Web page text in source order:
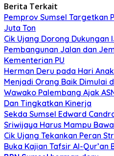
Berita Terkait
Pemprov Sumsel Targetkan
Juta Ton
Cik Ujang Dorong Dukungan
Pembangunan Jalan dan
Kementerian PU
Herman Deru pada Hari
Menjadi Orang Baik Dimulai
Wawako Palembang Ajak
Dan Tingkatkan Kinerja
Sekda Sumsel Edward
Sriwijaya Harus Mampu
Cik Ujang Tekankan Peran
Buka Kajian Tafsir Al-Qur’an